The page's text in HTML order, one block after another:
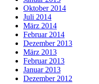
Oktober 2014
Juli 2014
März 2014
Februar 2014
Dezember 2013
März 2013
Februar 2013
Januar 2013
Dezember 2012